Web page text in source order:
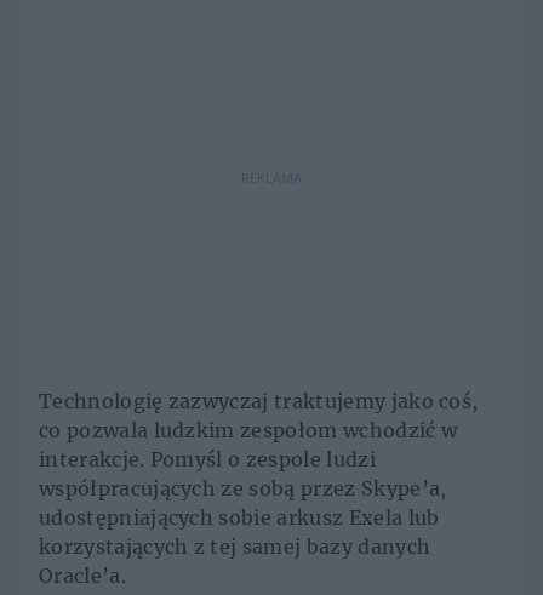
REKLAMA
Technologię zazwyczaj traktujemy jako coś,
co pozwala ludzkim zespołom wchodzić w
interakcje. Pomyśl o zespole ludzi
współpracujących ze sobą przez Skype’a,
udostępniających sobie arkusz Exela lub
korzystających z tej samej bazy danych
Oracle’a.